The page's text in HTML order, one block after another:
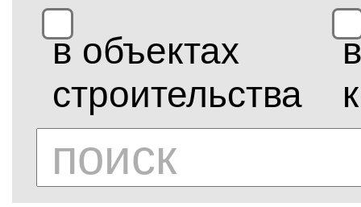
в объектах
строительства
в